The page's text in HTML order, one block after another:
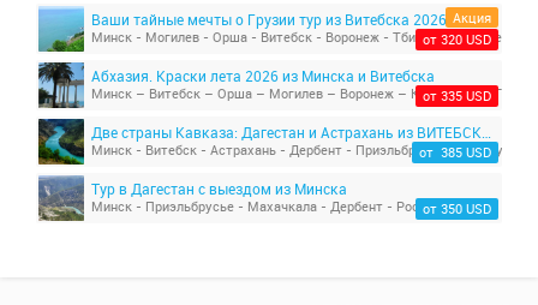
Ваши тайные мечты о Грузии тур из Витебска 2026
от 320 USD
Акция
Абхазия. Краски лета 2026 из Минска и Витебска
от 335 USD
Минск - Витебск - Астрахань - Дербент - Приэльбрусье и Эльбрус -
от 385 USD
Тур в Дагестан с выездом из Минска
Минск - Приэльбрусье - Махачкала - Дербент - Ростов-на-Дону -
от 350 USD